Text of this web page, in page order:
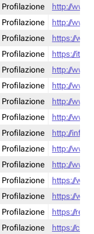
Profilazione
http://
Profilazione
http://
Profilazione
https://
Profilazione
https://it-
Profilazione
http://
Profilazione
http://
Profilazione
http://
Profilazione
http://
Profilazione
http://
Profilazione
http://
Profilazione
http://
Profilazione
https://
Profilazione
https://
Profilazione
https://
Profilazione
https://